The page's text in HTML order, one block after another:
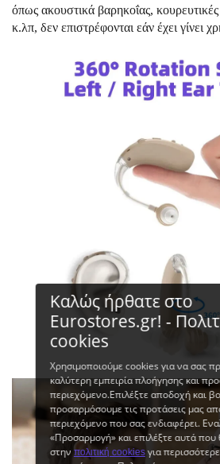
όπως ακουστικά βαρηκοΐας,
κ.λπ, δεν επιστρέφονται εάν έχει γίνει
Καλώς ήρθατε στο
Eurostores.gr! -
cookies
Χρησιμοποιούμε cookies για να σας
καλύτερη εμπειρία πλοήγησης και
περιεχόμενο.Επιλέξτε αποδοχή και
προσαρμόσουμε τις προτάσεις μας
περιεχόμενο που σας ενδιαφέρει.
«Προσαρμογή» και επιλέξτε αυτά που
στην πολιτική cookiesγια